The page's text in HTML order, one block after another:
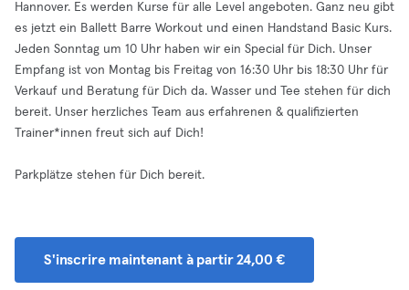
Hannover. Es werden Kurse für alle Level angeboten. Ganz neu gibt
es jetzt ein Ballett Barre Workout und einen Handstand Basic Kurs.
Jeden Sonntag um 10 Uhr haben wir ein Special für Dich. Unser
Empfang ist von Montag bis Freitag von 16:30 Uhr bis 18:30 Uhr für
Verkauf und Beratung für Dich da. Wasser und Tee stehen für dich
bereit. Unser herzliches Team aus erfahrenen & qualifizierten
Trainer*innen freut sich auf Dich!
Parkplätze stehen für Dich bereit.
S'inscrire maintenant à partir 24,00 €